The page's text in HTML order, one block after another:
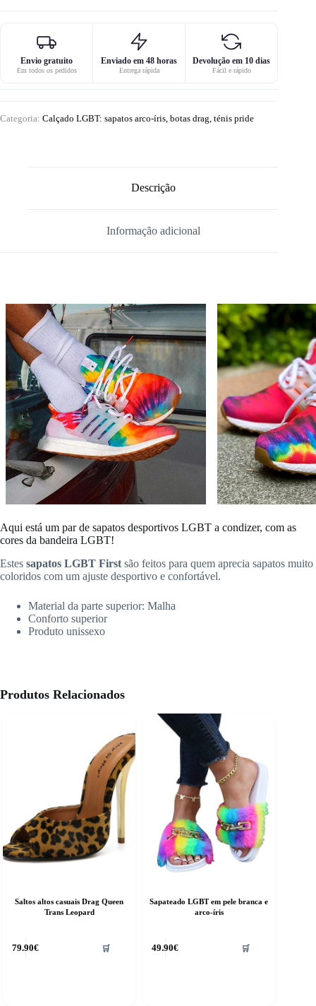
Envio gratuito
Em todos os pedidos
Enviado em 48 horas
Entrega rápida
Devolução em 10 dias
Fácil e rápido
Categoria: Calçado LGBT: sapatos arco-íris, botas drag, ténis pride
Descrição
Informação adicional
Aqui está um par de sapatos desportivos LGBT a condizer, com as
cores da bandeira LGBT!
Estes sapatos LGBT First são feitos para quem aprecia sapatos muito
coloridos com um ajuste desportivo e confortável.
Material da parte superior: Malha
Conforto superior
Produto unissexo
Produtos Relacionados
Saltos altos casuais Drag Queen
Trans Leopard
79.90€ 🛒
Sapateado LGBT em pele branca e
arco-íris
49.90€ 🛒
product